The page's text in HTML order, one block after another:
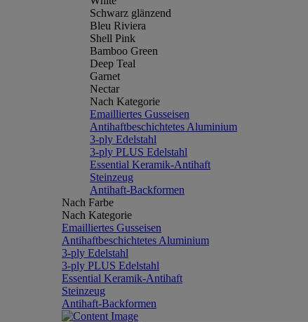
Schwarz glänzend
Bleu Riviera
Shell Pink
Bamboo Green
Deep Teal
Garnet
Nectar
Nach Kategorie
Emailliertes Gusseisen
Antihaftbeschichtetes Aluminium
3-ply Edelstahl
3-ply PLUS Edelstahl
Essential Keramik-Antihaft
Steinzeug
Antihaft-Backformen
Nach Farbe
Nach Kategorie
Emailliertes Gusseisen
Antihaftbeschichtetes Aluminium
3-ply Edelstahl
3-ply PLUS Edelstahl
Essential Keramik-Antihaft
Steinzeug
Antihaft-Backformen